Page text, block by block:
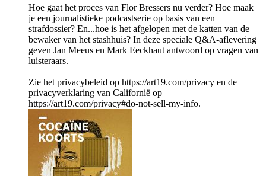
Hoe gaat het proces van Flor Bressers nu verder? Hoe maak
je een journalistieke podcastserie op basis van een
strafdossier? En...hoe is het afgelopen met de katten van de
bewaker van het stashhuis? In deze speciale Q&A-aflevering
geven Jan Meeus en Mark Eeckhaut antwoord op vragen van
luisteraars.
Zie het privacybeleid op https://art19.com/privacy en de
privacyverklaring van Californië op
https://art19.com/privacy#do-not-sell-my-info.